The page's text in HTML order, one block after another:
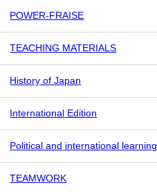
POWER-FRAISE
TEACHING MATERIALS
History of Japan
International Edition
Political and international learning
TEAMWORK